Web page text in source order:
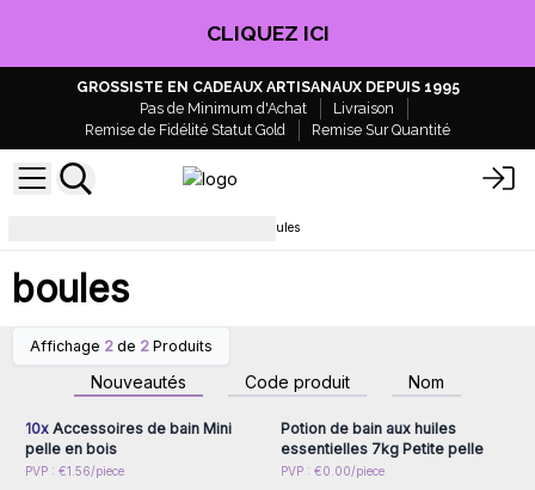
CLIQUEZ ICI
GROSSISTE EN CADEAUX ARTISANAUX DEPUIS 1995
Pas de Minimum d'Achat
Livraison
Remise de Fidélité Statut Gold
Remise Sur Quantité
boules
boules
Affichage 2 de 2 Produits
Nouveautés Code produit Nom
Connectez-vous ou
inscrivez-vous pour
accéder aux prix de gros
10xAccessoires de bain Mini
pelle en bois
PVP : €1.56/piece
inscrivez-vous pour
accéder aux prix de gros
Potion de bain aux huiles
essentielles 7kg Petite pelle
PVP : €0.00/piece